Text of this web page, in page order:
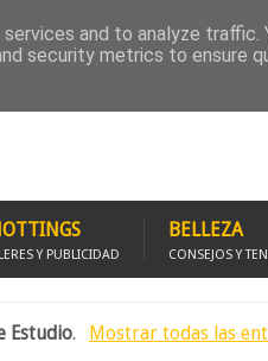
PROMOCIÓNATE
Y PUBLICIDAD
BELLEZA
CONSEJOS Y
Estudio. Mostrar todas las
and to analyze traffic.
security metrics to ensure